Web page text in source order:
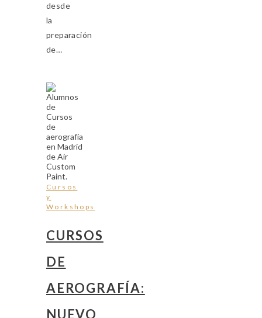
desde
la
preparación
de…
Cursos
y
Workshops
CURSOS
DE
AEROGRAFÍA:
NUEVO